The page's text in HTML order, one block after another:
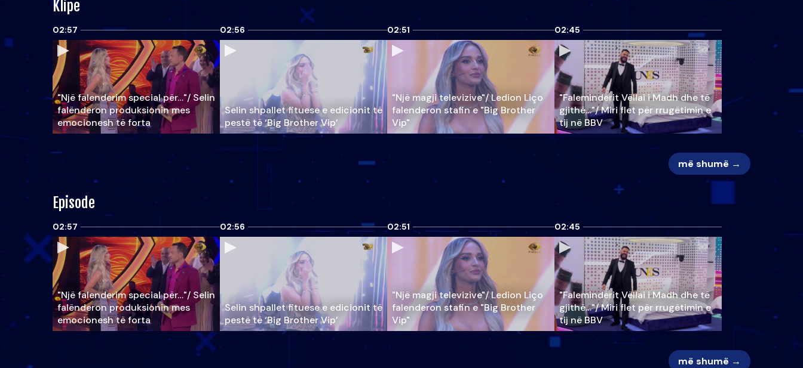
Klipe
02:57
"Një falenderim special për…"/ Selin
falënderon produksionin mes
emocionesh të forta
02:56
Selin shpallet fituese e edicionit të
pestë të ‘Big Brother Vip’
02:51
"Një magji televizive"/ Ledion Liço
falenderon stafin e "Big Brother
Vip"
02:45
"Faleminderit Vëllai i Madh dhe të
gjithë…"/ Miri flet për rrugëtimin e
tij në BBV
më shumë →
Episode
02:57
"Një falenderim special për…"/ Selin
falënderon produksionin mes
emocionesh të forta
02:56
Selin shpallet fituese e edicionit të
pestë të ‘Big Brother Vip’
02:51
"Një magji televizive"/ Ledion Liço
falenderon stafin e "Big Brother
Vip"
02:45
"Faleminderit Vëllai i Madh dhe të
gjithë…"/ Miri flet për rrugëtimin e
tij në BBV
më shumë →